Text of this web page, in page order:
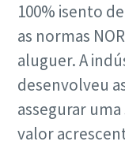
100% isento
as normas
aluguer. A
desenvolveu
assegurar
valor